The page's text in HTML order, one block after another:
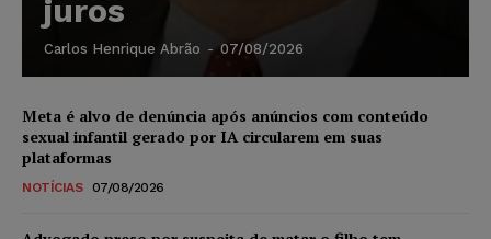
juros
Carlos Henrique Abrão - 07/08/2026
Meta é alvo de denúncia após anúncios com conteúdo
sexual infantil gerado por IA circularem em suas
plataformas
NOTÍCIAS 07/08/2026